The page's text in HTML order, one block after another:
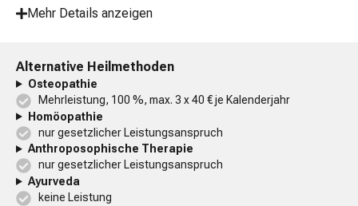
Mehr Details anzeigen
Alternative Heilmethoden
Osteopathie
Mehrleistung, 100 %, max. 3 x 40 € je Kalenderjahr
Homöopathie
nur gesetzlicher Leistungsanspruch
Anthroposophische Therapie
nur gesetzlicher Leistungsanspruch
Ayurveda
keine Leistung